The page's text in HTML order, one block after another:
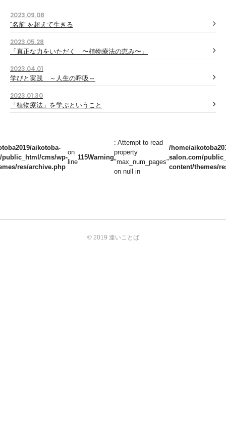
2023.09.08
‟名前”を超えて生きる
2023.05.28
「真正な力をいただく 〜植物療法の恵み〜」
2023.04.01
学びと実践 ～人生の呼吸～
2023.01.30
「植物療法」を学ぶということ
aikotoba-
public_html/cms/wp-
res/archive.php
on
line
115Warning
: Attempt to read
property
"max_num_pages"
on null in
/home/
salon.com/
content/themes/
© 2019 逢いことば